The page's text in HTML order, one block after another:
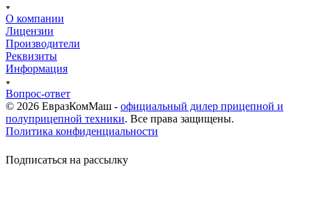
О компании
Лицензии
Производители
Реквизиты
Информация
Вопрос-ответ
© 2026 ЕвразКомМаш - официальный дилер прицепной и
полуприцепной техники. Все права защищены.
Политика конфиденциальности
Подписаться на рассылку